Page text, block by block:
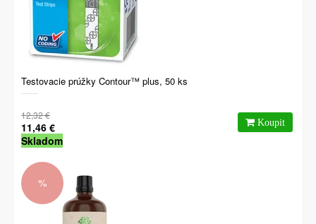
Testovacie prúžky Contour™ plus, 50 ks
12,32 €
11,46 €
Skladom
%